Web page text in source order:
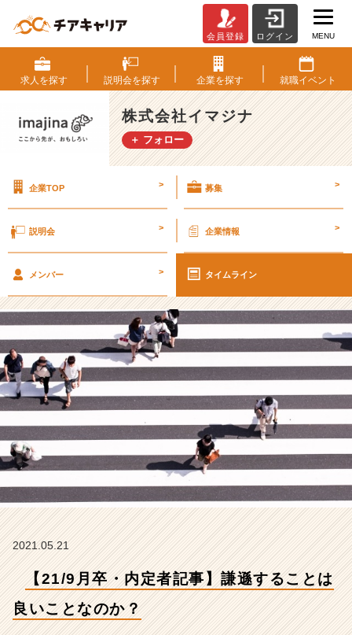
1/
9
月
卒・
内
定
謙
る
は
良
い
こ
か？
【株
式
会
社
イ
の
タ
イ
ム
会員登録 ログイン MENU
求人を探す 説明会を探す 企業を探す 就職イベント
株式会社イマジナ
＋ フォロー
企業TOP > 募集 >
説明会 > 企業情報 >
メンバー > タイムライン
2021.05.21
【21/9月卒・内定者記事】謙遜することは
良いことなのか？